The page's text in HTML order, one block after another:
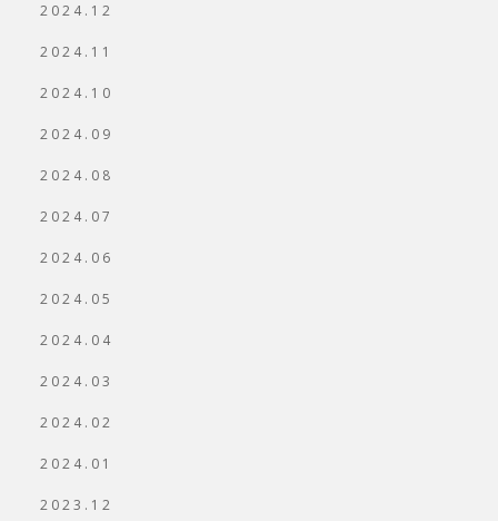
2024.12
2024.11
2024.10
2024.09
2024.08
2024.07
2024.06
2024.05
2024.04
2024.03
2024.02
2024.01
2023.12